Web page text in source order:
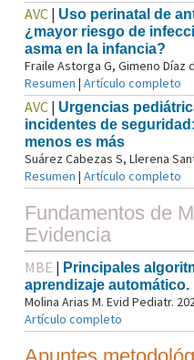
AVC | Uso perinatal de
¿mayor riesgo de
asma en la infancia?
Fraile Astorga G, Gimeno Díaz
Resumen | Artículo completo
AVC | Urgencias
incidentes de
menos es más
Suárez Cabezas S, Llerena
Resumen | Artículo completo
Fundamentos de
Evidencia
MBE | Principales
aprendizaje automático.
Molina Arias M. Evid Pediatr.
Artículo completo